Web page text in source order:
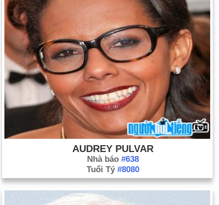
AUDREY PULVAR
Nhà báo #638
Tuổi Tý #8080